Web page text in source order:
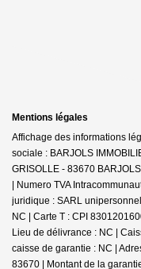
Mentions légales
Affichage des informations
sociale : BARJOLS
GRISOLLE - 83670
| Numero TVA
juridique : SARL
NC | Carte T : CPI
Lieu de délivrance : NC |
caisse de garantie : NC |
83670 | Montant de la